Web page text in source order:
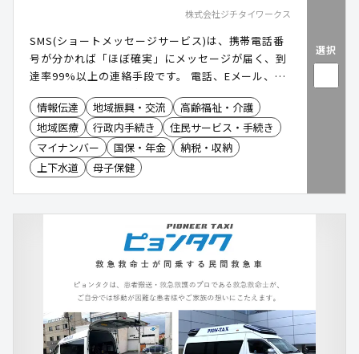
株式会社ジチタイワークス
SMS(ショートメッセージサービス)は、携帯電話番
号が分かれば「ほぼ確実」にメッセージが届く、到
達率99%以上の連絡手段です。 電話、Eメール、郵
便物など、従来の連絡手段に替わる新たなツールと
して注目されています。 「ジチタイSMS」は、自治
体から住民へのSMS配信を高品質かつ簡単に実現
し、業務の効率化を実現します。
情報伝達 地域振興・交流
高齢福祉・介護
地域医療
行政内手続き
住民サービス・手続き
マイナンバー
国保・年金
納税・収納
上下水道
母子保健
選択